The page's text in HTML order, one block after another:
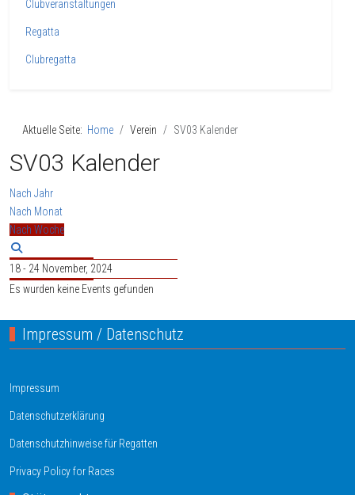
Clubveranstaltungen
Regatta
Clubregatta
Aktuelle Seite: Home Verein SV03 Kalender
SV03 Kalender
Nach Jahr
Nach Monat
Nach Woche
18 - 24 November, 2024
Es wurden keine Events gefunden
Impressum / Datenschutz
Impressum
Datenschutzerklärung
Datenschutzhinweise für Regatten
Privacy Policy for Races